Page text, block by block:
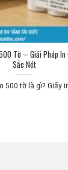
Tờ – Giải Pháp In
Sắc Nét
tờ là gì? Giấy